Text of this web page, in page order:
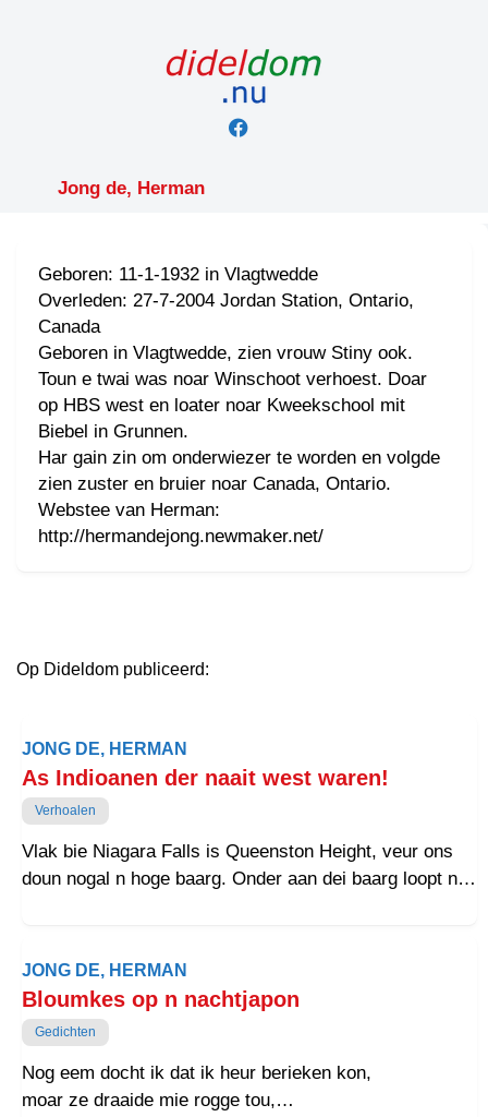
Jong de, Herman
Geboren: 11-1-1932 in Vlagtwedde
Overleden: 27-7-2004 Jordan Station, Ontario,
Canada
Geboren in Vlagtwedde, zien vrouw Stiny ook.
Toun e twai was noar Winschoot verhoest. Doar
op HBS west en loater noar Kweekschool mit
Biebel in Grunnen.
Har gain zin om onderwiezer te worden en volgde
zien zuster en bruier noar Canada, Ontario.
Webstee van Herman:
http://hermandejong.newmaker.net/
Op Dideldom publiceerd:
JONG DE, HERMAN
As Indioanen der naait west waren!
Verhoalen
Vlak bie Niagara Falls is Queenston Height, veur ons
doun nogal n hoge baarg. Onder aan dei baarg loopt n
stait n monument, n laange stainen vinger mit bovenop
de martiale figuur van generoal Brock. Zo’n tien
kilometer verder staait Brock University. Zulf heb ik
woont aan Brock Street.
Dus, dei Brock, dat is mie wel n kereltje west.
JONG DE, HERMAN
Bloumkes op n nachtjapon
Gedichten
Nog eem docht ik dat ik heur berieken kon,
moar ze draaide mie rogge tou,